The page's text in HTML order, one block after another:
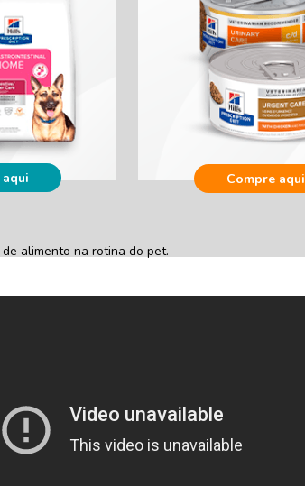
Compre aqui
alimento na rotina do pet.